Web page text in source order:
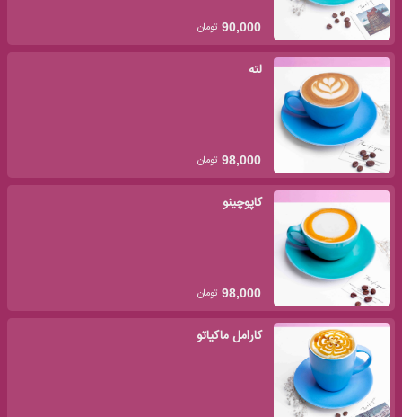
90,000 تومان
لته
98,000 تومان
کاپوچینو
98,000 تومان
کارامل ماکیاتو